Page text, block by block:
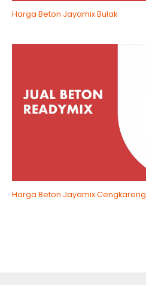
Harga Beton Jayamix Bulak
Harga Beton Jayamix Cengkareng